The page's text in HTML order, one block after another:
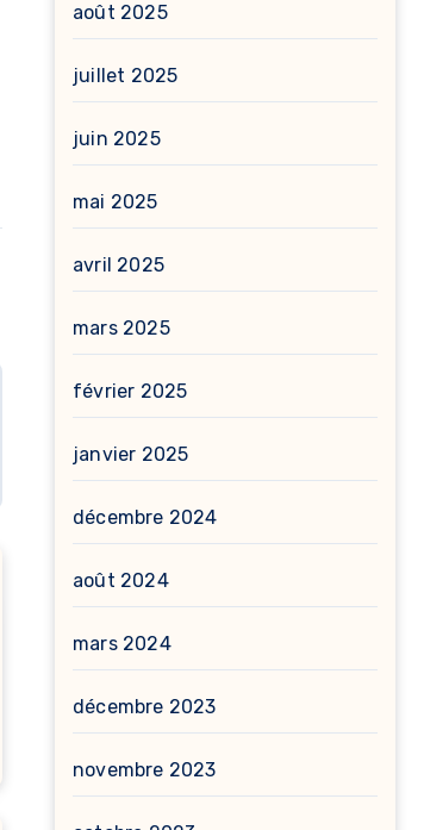
août 2025
juillet 2025
juin 2025
mai 2025
avril 2025
mars 2025
février 2025
janvier 2025
décembre 2024
août 2024
mars 2024
décembre 2023
novembre 2023